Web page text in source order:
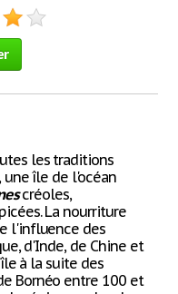
les traditions
une île de l'océan
créoles,
La nourriture
l'influence des
d'Inde, de Chine et
à la suite des
Bornéo entre 100 et